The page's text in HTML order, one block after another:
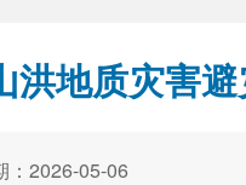
洪地质灾害
：2026-05-06